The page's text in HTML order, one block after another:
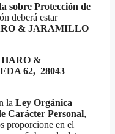
sobre Protección de
deberá estar
& JARAMILLO
&
62, 28043
la Ley Orgánica
Carácter Personal,
proporcione en el